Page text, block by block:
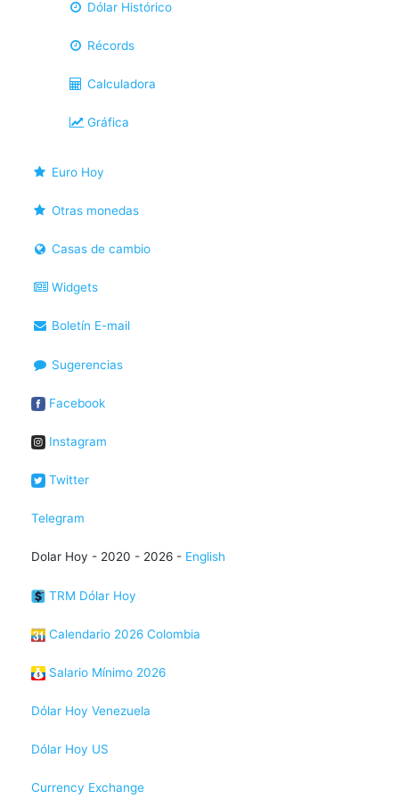
Dólar Histórico
Récords
Calculadora
Gráfica
Euro Hoy
Otras monedas
Casas de cambio
Widgets
Boletín E-mail
Sugerencias
Facebook
Instagram
Twitter
Telegram
Dolar Hoy - 2020 - 2026 - English
TRM Dólar Hoy
Calendario 2026 Colombia
Salario Mínimo 2026
Dólar Hoy Venezuela
Dólar Hoy US
Currency Exchange